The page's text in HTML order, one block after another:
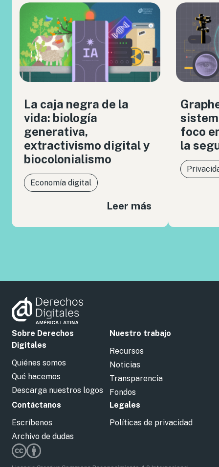
La caja negra de la
vida: biología
generativa,
extractivismo digital y
biocolonialismo
Economía digital
Leer más
foco
la
Sobre Derechos
Digitales
Quiénes somos
Qué hacemos
Descarga nuestros logos
Nuestro trabajo
Recursos
Noticias
Transparencia
Fondos
Contáctanos
Escríbenos
Archivo de dudas
Legales
Políticas de privacidad